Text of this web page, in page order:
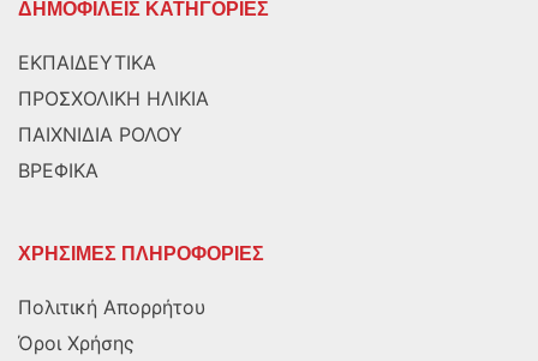
ΔΗΜΟΦΙΛΕΙΣ ΚΑΤΗΓΟΡΙΕΣ
ΕΚΠΑΙΔΕΥΤΙΚΑ
ΠΡΟΣΧΟΛΙΚΗ ΗΛΙΚΙΑ
ΠΑΙΧΝΙΔΙΑ ΡΟΛΟΥ
ΒΡΕΦΙΚΑ
ΧΡΗΣΙΜΕΣ ΠΛΗΡΟΦΟΡΙΕΣ
Πολιτική Απορρήτου
Όροι Χρήσης